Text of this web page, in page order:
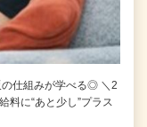
仕組みが学べる◎ ＼2
料に“あと少し”プラス